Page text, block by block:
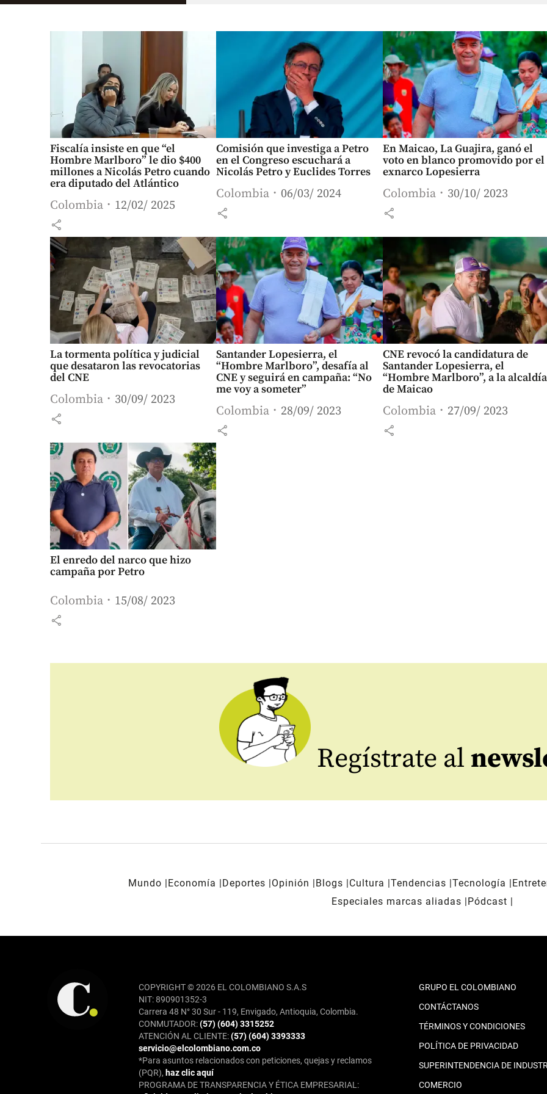
Fiscalía insiste en que “el
Hombre Marlboro” le dio $400
millones a Nicolás Petro cuando
era diputado del Atlántico
Colombia 12/02/ 2025
share
Comisión que investiga a Petro
en el Congreso escuchará a
Nicolás Petro y Euclides Torres
Colombia 06/03/ 2024
share
En Maicao, La Guajira, ganó el
voto en blanco promovido por el
exnarco Lopesierra
Colombia 30/10/ 2023
share
La tormenta política y judicial
que desataron las revocatorias
del CNE
Colombia 30/09/ 2023
share
Santander Lopesierra, el
“Hombre Marlboro”, desafía al
CNE y seguirá en campaña: “No
me voy a someter”
Colombia 28/09/ 2023
share
CNE revocó la candidatura de
Santander Lopesierra, el
“Hombre Marlboro”, a la alcaldía
de Maicao
Colombia 27/09/ 2023
share
El enredo del narco que hizo
campaña por Petro
Colombia 15/08/ 2023
share
Regístrate al
Mundo Economía Deportes Opinión Blogs Cultura Tendencias Tecnología
Especiales marcas aliadas
Pódcast
COPYRIGHT © 2026 EL COLOMBIANO S.A.S
NIT: 890901352-3
Carrera 48 N° 30 Sur - 119, Envigado, Antioquia, Colombia.
CONMUTADOR:(57) (604) 3315252
ATENCIÓN AL CLIENTE:(57) (604) 3393333
servicio@elcolombiano.com.co
*Para asuntos relacionados con peticiones, quejas y reclamos
(PQR), haz clic aquí
PROGRAMA DE TRANSPARENCIA Y ÉTICA EMPRESARIAL:
GRUPO EL COLOMBIANO
CONTÁCTANOS
TÉRMINOS Y CONDICIONES
POLÍTICA DE PRIVACIDAD
SUPERINTENDENCIA DE
COMERCIO